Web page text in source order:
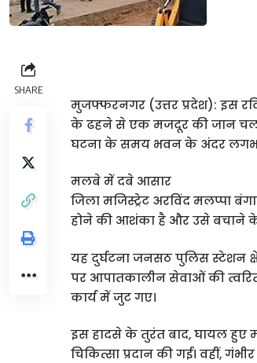
SHARE
मुजफ्फरनगर (उत्तर प्रदेश): इस
के ढहने से एक मजदूर की जान
घटना के समय भवन के अंदर
मलबे में दबे आसार
जिला मजिस्ट्रेट अरविंद मलप्पा
होने की आशंका है और उसे बचाने के
यह दुर्घटना जनसठ पुलिस स्टेशन
पर आपातकालीन सेवाओं की
कार्य में जुट गए।
इस हादसे के तुरंत बाद, घायल हुए
चिकित्सा प्रदान की गई। वहीं,